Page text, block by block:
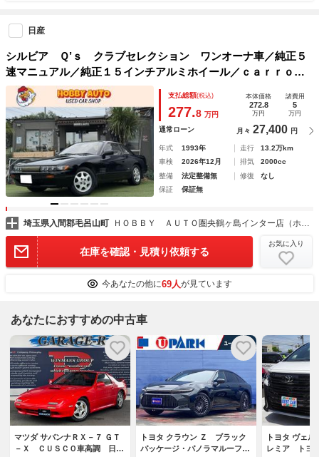
日産
シルビア Ｑ’ｓ クラブセレクション ワンオーナ車／純正５
速マニュアル／純正１５インチアルミホイール／ｃａｒｒｏｚ
ｚｅｒｉａスピーカー／ＥＴＣ／ドライブレコーダー／
支払総額(税込)
277.8 万円
本体価格
272.8
万円
諸費用
5
万円
通常ローン 月々 27,400 円
年式 1993年 走行
13.2万km
車検
2026年12月 排気
2000cc
整備
法定整備無 修復
なし
保証
保証無
埼玉県入間郡毛呂山町 ＨＯＢＢＹ ＡＵＴＯ圏央鶴ヶ島インター店（ホビーオート）
在庫を確認・見積り依頼する
お気に入り
今あなたの他に69人が見ています
あなたにおすすめの中古車
マツダ サバンナＲＸ－７ ＧＴ
－Ｘ ＣＵＳＣＯ車高調 日産
トヨタ クラウン Ｚ ブラック
パッケージ・パノラマルーフ・
トヨタ ヴェ
レミア トヨ